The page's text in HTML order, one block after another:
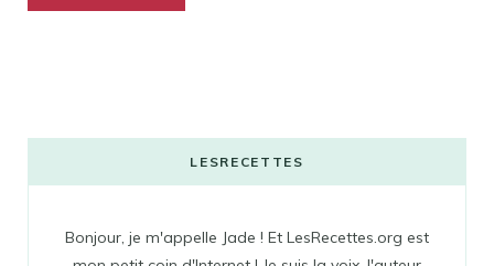
LESRECETTES
Bonjour, je m'appelle Jade ! Et LesRecettes.org est